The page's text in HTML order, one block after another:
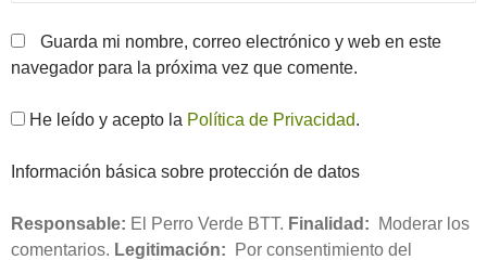
Guarda mi nombre, correo electrónico y web en este
navegador para la próxima vez que comente.
He leído y acepto la Política de Privacidad.
Información básica sobre protección de datos
Responsable: El Perro Verde BTT. Finalidad: Moderar los
comentarios. Legitimación: Por consentimiento del